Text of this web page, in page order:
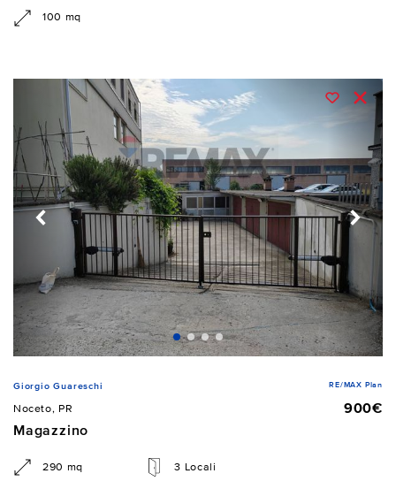
100 mq
Giorgio Guareschi RE/MAX Plan
Noceto, PR
900€
Magazzino
290 mq 3 Locali